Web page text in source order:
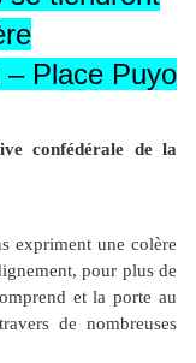
– Place Puyo
confédérale de la
expriment une colère
pour plus de
et la porte au
de nombreuses